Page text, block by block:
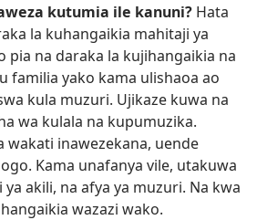
kutumia ile kanuni? Hata
la kuhangaikia mahitaji ya
pia na daraka la kujihangaikia na
familia yako kama ulishaoa ao
kula muzuri. Ujikaze kuwa na
wa kulala na kupumuzika.
wakati inawezekana, uende
Kama unafanya vile, utakuwa
akili, na afya ya muzuri. Na kwa
wazazi wako.